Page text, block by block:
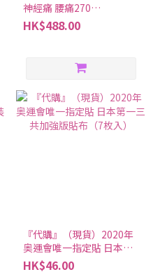
神經痛 腰痛270
錠|ZeriaZS硫酸軟骨素鯊
魚軟骨精華
HK$488.00
『代購』（現貨）2020年
奥運會唯一指定貼 日本第
一三共加強版貼布（7枚
HK$46.00